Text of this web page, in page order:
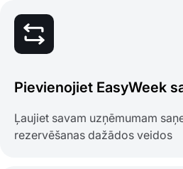
Pievienojiet EasyWeek
Ļaujiet savam uzņēmumam
rezervēšanas dažādos veidos